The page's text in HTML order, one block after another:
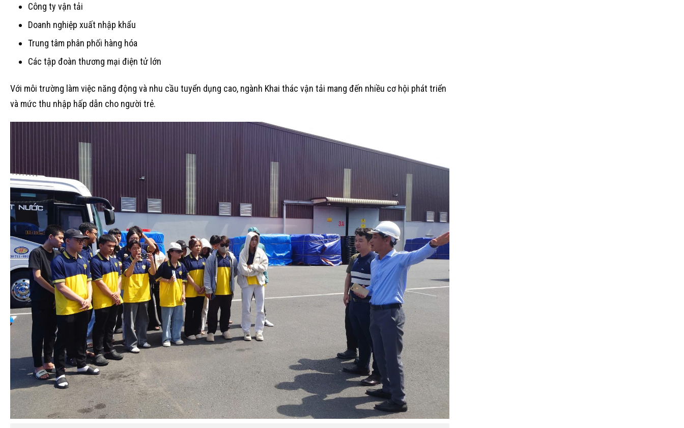
Công ty vận tải
Doanh nghiệp xuất nhập khẩu
Trung tâm phân phối hàng hóa
Các tập đoàn thương mại điện tử lớn
Với môi trường làm việc năng động và nhu cầu tuyển dụng cao, ngành Khai thác vận tải mang đến nhiều cơ hội phát triển
và mức thu nhập hấp dẫn cho người trẻ.